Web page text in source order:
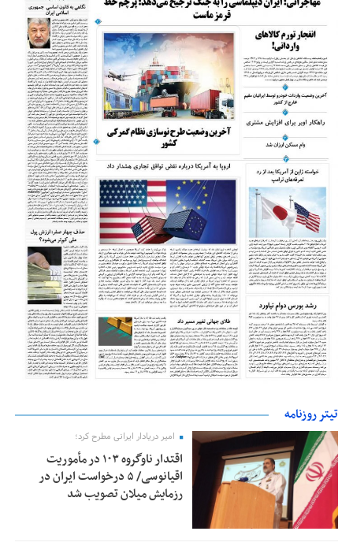
تیتر روزنامه
امیر دریادار ایرانی مطرح کرد؛
اقتدار ناوگروه ۱۰۳ در مأموریت‌
اقیانوسی/ ۵ درخواست ایران در
رزمایش میلان تصویب شد